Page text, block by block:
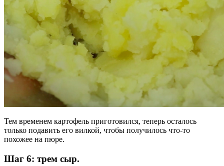
Тем временем картофель приготовился, теперь осталось
только подавить его вилкой, чтобы получилось что-то
похожее на пюре.
Шаг 6: трем сыр.